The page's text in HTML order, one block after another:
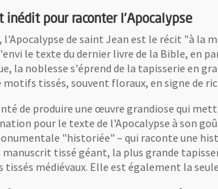
inédit pour raconter l'Apocalypse
l'Apocalypse de saint Jean est le récit "à la
le texte du dernier livre de la Bible, en
la noblesse s'éprend de la tapisserie en
motifs tissés, souvent floraux, en signe de
de produire une œuvre grandiose qui
pour le texte de l'Apocalypse à son
"historiée" – qui raconte une
tissé géant, la plus grande
tissés médiévaux. Elle est également la